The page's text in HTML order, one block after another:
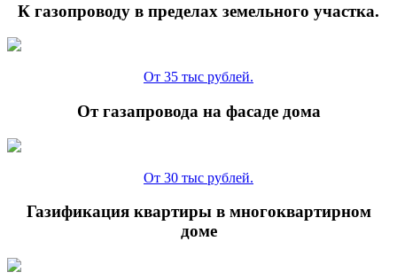
К газопроводу в пределах земельного участка.
От 35 тыс рублей.
От газапровода на фасаде дома
От 30 тыс рублей.
Газификация квартиры в многоквартирном
доме